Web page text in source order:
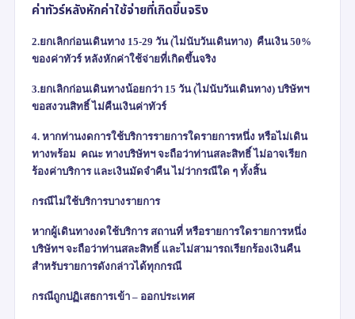
ค่าทัวร์หลังหักค่าใช้จ่ายที่เกิดขึ้นจริง
2.ยกเลิกก่อนเดินทาง 15-29 วัน(ไม่นับวันเดินทาง) คืนเงิน50%
ของค่าทัวร์ หลังหักค่าใช้จ่ายที่เกิดขึ้นจริง
3.ยกเลิกก่อนเดินทางน้อยกว่า 15 วัน(ไม่นับวันเดินทาง) บริษัทฯ
ขอสงวนสิทธิ์ ไม่คืนเงินค่าทัวร์
4. หากท่านงดการใช้บริการรายการใดรายการหนึ่ง หรือไม่เดิน
ทางพร้อม คณะ ทางบริษัทฯ จะถือว่าท่านสละสิทธิ์ ไม่อาจเรียก
ร้องค่าบริการ และเงินมัดจำคืน ไม่ว่ากรณีใด ๆ ทั้งสิ้น
กรณีไม่ใช้บริการบางรายการ
หากผู้เดินทางงดใช้บริการ สถานที่ หรือรายการใดรายการหนึ่ง
บริษัทฯ จะถือว่าท่านสละสิทธิ์ และไม่สามารถเรียกร้องเงินคืน
สำหรับรายการดังกล่าวได้ทุกกรณี
กรณีถูกปฏิเสธการเข้า – ออกประเทศ